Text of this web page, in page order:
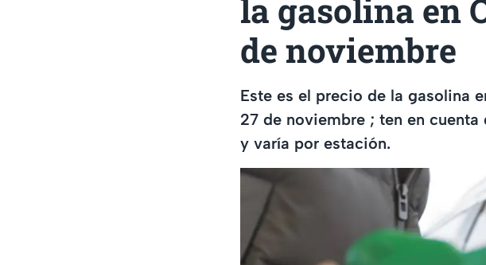
la gasolina en
de noviembre
Este es el precio de la gasolina
27 de noviembre ; ten en
y varía por estación.